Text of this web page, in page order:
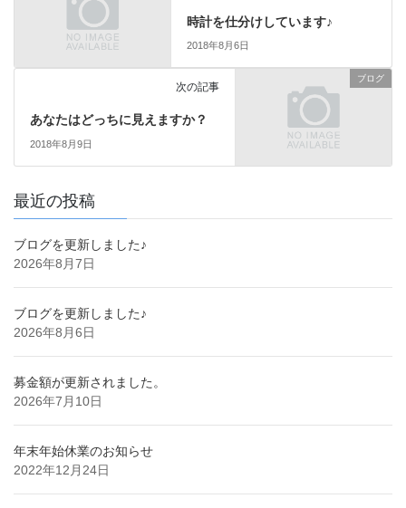
時計を仕分けしています♪
2018年8月6日
ブログ
次の記事
あなたはどっちに見えますか？
2018年8月9日
最近の投稿
ブログを更新しました♪
2026年8月7日
ブログを更新しました♪
2026年8月6日
募金額が更新されました。
2026年7月10日
年末年始休業のお知らせ
2022年12月24日